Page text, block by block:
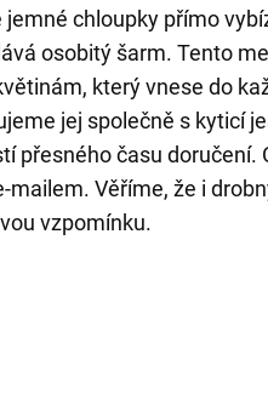
chloupky přímo
osobitý šarm. Tento
který vnese do
jej společně s kyticí
přesného času doručení.
mailem. Věříme, že i
vzpomínku.